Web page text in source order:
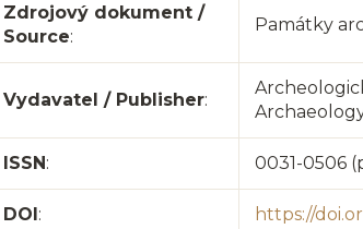
Zdrojový dokument /
Source:
Památky
Vydavatel / Publisher:
ISSN: 0031-0506
DOI: https://